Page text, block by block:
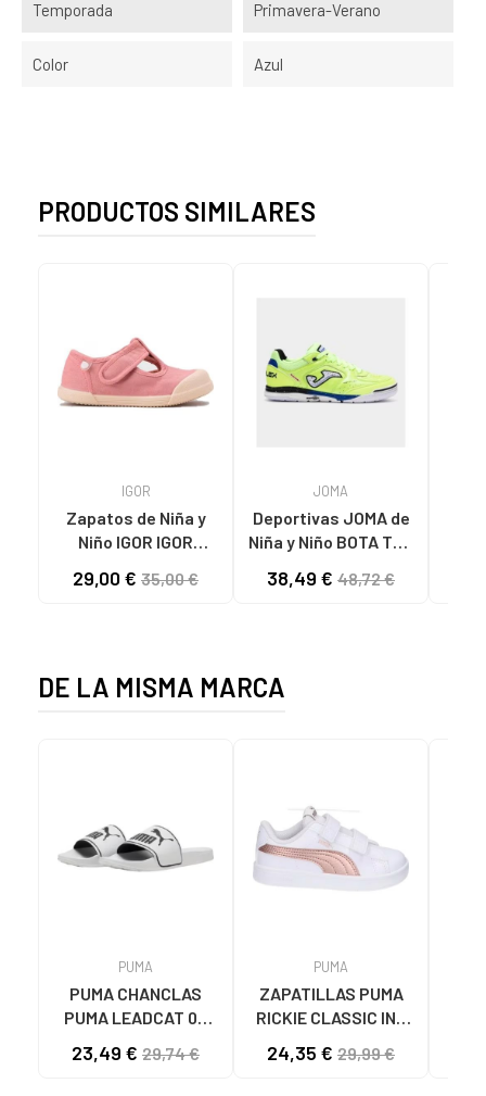
Temporada Primavera-Verano
Color Azul
PRODUCTOS SIMILARES
IGOR
Zapatos de Niña y
Niño IGOR IGOR
CONCEPT LONA 383
29,00 € 35,00 €
JOMA
Deportivas JOMA de
Niña y Niño BOTA TOP
COLORES
38,49 € 48,72 €
DE LA MISMA MARCA
PUMA
PUMA CHANCLAS
PUMA LEADCAT 02
BLANCAS 02 WHITE
23,49 € 29,74 €
PUMA
ZAPATILLAS PUMA
RICKIE CLASSIC INF
- REF. 394254 04
24,35 € 29,99 €